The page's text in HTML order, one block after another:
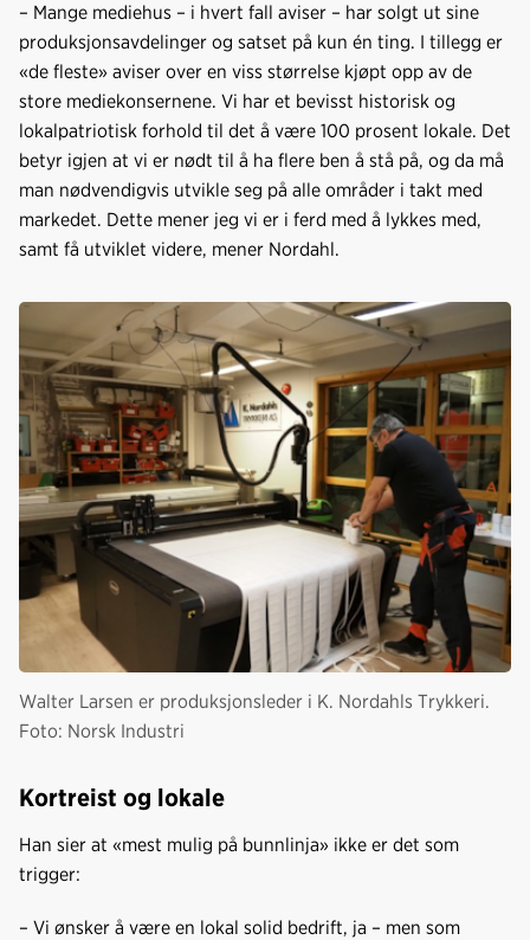
– Mange mediehus – i hvert fall aviser – har solgt ut sine
produksjonsavdelinger og satset på kun én ting. I tillegg er
«de fleste» aviser over en viss størrelse kjøpt opp av de
store mediekonsernene. Vi har et bevisst historisk og
lokalpatriotisk forhold til det å være 100 prosent lokale. Det
betyr igjen at vi er nødt til å ha flere ben å stå på, og da må
man nødvendigvis utvikle seg på alle områder i takt med
markedet. Dette mener jeg vi er i ferd med å lykkes med,
samt få utviklet videre, mener Nordahl.
Walter Larsen er produksjonsleder i K. Nordahls Trykkeri.
Foto: Norsk Industri
Kortreist og lokale
Han sier at «mest mulig på bunnlinja» ikke er det som
trigger:
– Vi ønsker å være en lokal solid bedrift, ja – men som